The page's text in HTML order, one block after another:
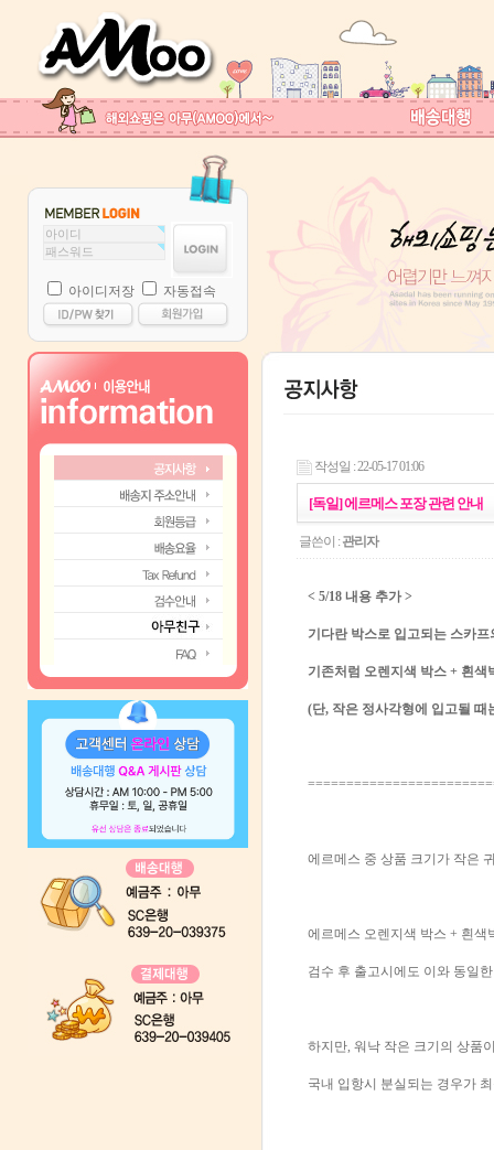
아이디저장 자동접속
작성일 : 22-05-17 01:06
[독일] 에르메스 포장 관련 안내
글쓴이 : 관리자
< 5/18 내용 추가 >
기다란 박스로 입고되는 스카
기존처럼 오렌지색 박스 + 흰
(단, 작은 정사각형에 입고될 때
에르메스 중 상품 크기가 작은
에르메스 오렌지색 박스 + 흰색
검수 후 출고시에도 이와 동일
하지만, 워낙 작은 크기의 상품
국내 입항시 분실되는 경우가